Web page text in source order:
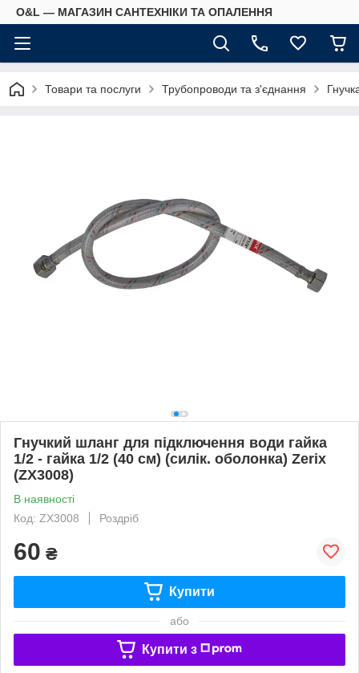
O&L — МАГАЗИН САНТЕХНІКИ ТА ОПАЛЕННЯ
Товари та послуги Трубопроводи та з'єднання
Гнучкий шланг для підключення води гайка
1/2 - гайка 1/2 (40 см) (силік. оболонка) Zerix
(ZX3008)
В наявності
Код: ZX3008
Роздріб
60 ₴
Купити
або
Купити з